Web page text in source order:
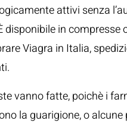
attivi senza
disponibile in compresse
Viagra in Italia,
vanno fatte, poichè i
la guarigione, o